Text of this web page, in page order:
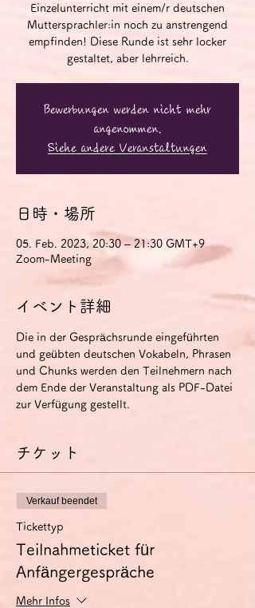
Einzelunterricht mit einem/r deutschen
Muttersprachler:in noch zu anstrengend
empfinden! Diese Runde ist sehr locker
gestaltet, aber lehrreich.
Bewerbungen werden nicht mehr
angenommen.
Siehe andere Veranstaltungen
日時・場所
05. Feb. 2023, 20:30 – 21:30 GMT+9
Zoom-Meeting
イベント詳細
Die in der Gesprächsrunde eingeführten
und geübten deutschen Vokabeln, Phrasen
und Chunks werden den Teilnehmern nach
dem Ende der Veranstaltung als PDF-Datei
zur Verfügung gestellt.
チケット
Verkauf beendet
Tickettyp
Teilnahmeticket für
Anfängergespräche
Mehr Infos